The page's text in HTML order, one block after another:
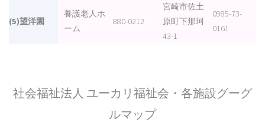
(5)望洋園
養護老人ホ
ーム
880-0212
宮崎市佐土
原町下那珂
43-1
0985-73-
0161
社会福祉法人 ユーカリ福祉会・各施設グーグ
ルマップ